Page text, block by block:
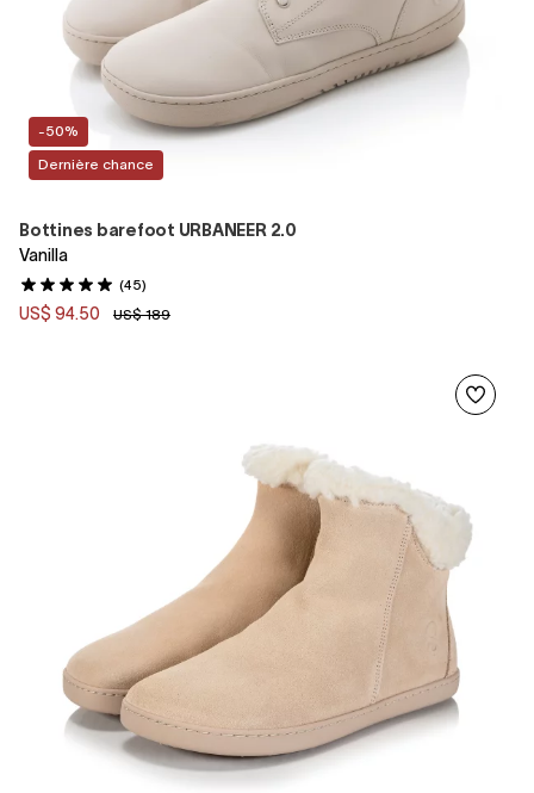
-50%
Dernière chance
Bottines barefoot URBANEER 2.0
Vanilla
(45)
US$ 94.50 US$ 189